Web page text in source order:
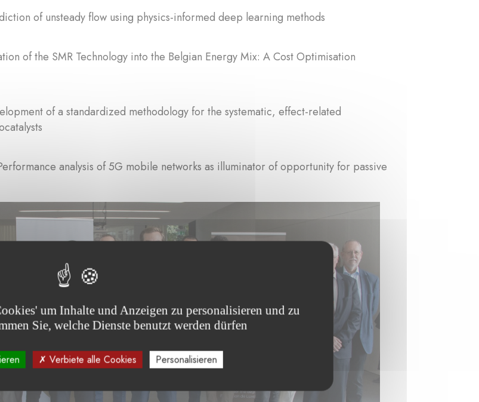
of unsteady flow using physics-informed deep learning methods
of the SMR Technology into the Belgian Energy Mix: A Cost Optimisation
of a standardized methodology for the systematic, effect-related
analysis of 5G mobile networks as illuminator of opportunity for passive
um Inhalte und Anzeigen zu personalisieren und zu
Sie, welche Dienste benutzt werden dürfen
Verbiete alle Cookies Personalisieren